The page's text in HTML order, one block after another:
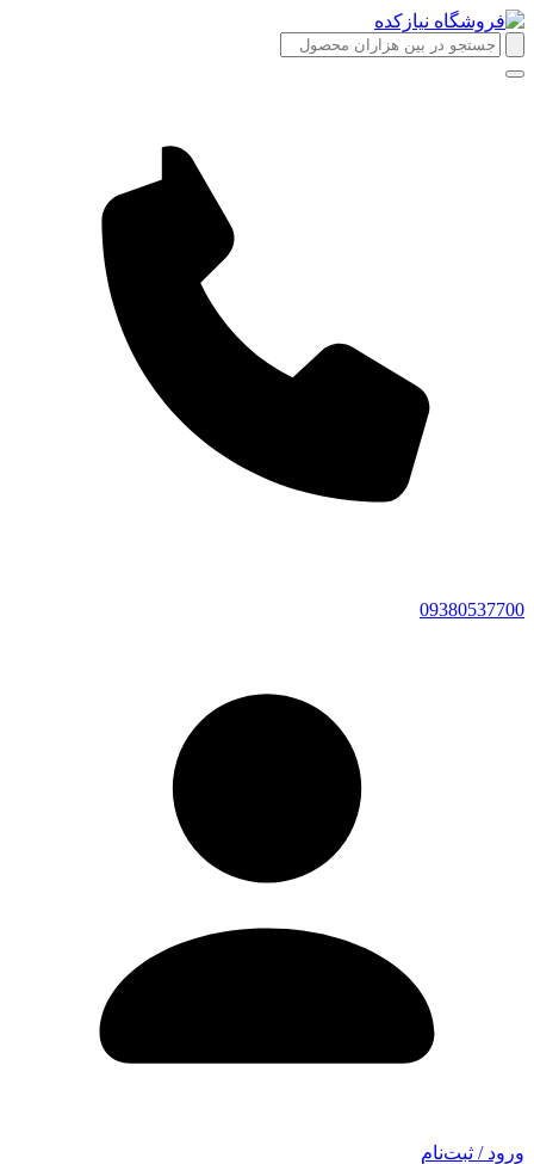
09380537700
ورود / ثبت‌نام